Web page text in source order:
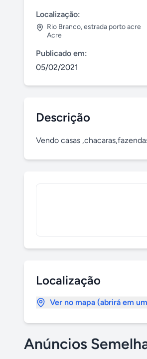
Localização:
Rio Branco,estrada porto acre
Acre
Publicado em:
05/02/2021
Descrição
Vendo casas
Localização
Ver no mapa (abrirá em
Anúncios